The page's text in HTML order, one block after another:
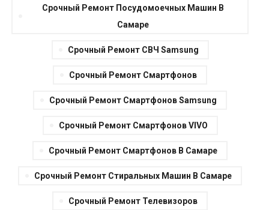
Срочный Ремонт Посудомоечных Машин В
Самаре
Срочный Ремонт СВЧ Samsung
Срочный Ремонт Смартфонов
Срочный Ремонт Смартфонов Samsung
Срочный Ремонт Смартфонов VIVO
Срочный Ремонт Смартфонов В Самаре
Срочный Ремонт Стиральных Машин В Самаре
Срочный Ремонт Телевизоров